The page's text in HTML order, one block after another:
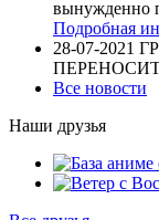
вынужденно
Подробная
28-07-2021
Все новости
Наши друзья